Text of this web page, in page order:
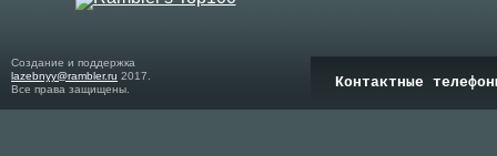
Создание и поддержка
lazebnyy@rambler.ru 2017.
Все права защищены.
Контактные